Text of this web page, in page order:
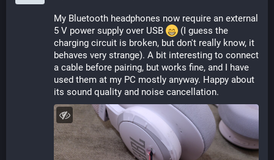
My Bluetooth headphones now require an external
5 V power supply over USB
(I guess the
charging circuit is broken, but don't really know, it
behaves very strange). A bit interesting to connect
a cable before pairing, but works fine, and I have
used them at my PC mostly anyway. Happy about
its sound quality and noise cancellation.